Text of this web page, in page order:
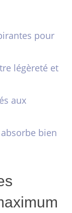
pour
légèreté et
aux
bien